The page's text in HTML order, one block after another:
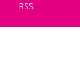
RSS